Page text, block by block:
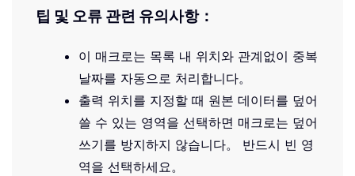
팁 및 오류 관련 유의사항：
이 매크로는 목록 내 위치와 관계없이 중복
날짜를 자동으로 처리합니다。
출력 위치를 지정할 때 원본 데이터를 덮어
쓸 수 있는 영역을 선택하면 매크로는 덮어
쓰기를 방지하지 않습니다。 반드시 빈 영
역을 선택하세요。